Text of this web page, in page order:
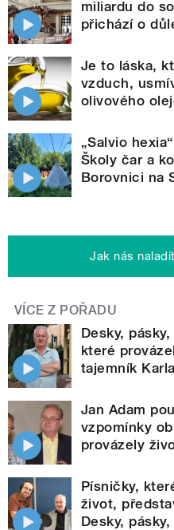
miliardu do
přichází o
Je to láska,
vzduch,
olivového
„Salvio
Školy čar a
Borovnici na
Jak nás
VÍCE Z POŘADU
Desky,
které
tajemník
Jan Adam
vzpomínky
provázely
Písničky,
život,
Desky,